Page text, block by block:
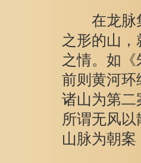
在龙脉集
之形的山
之情。如
前则黄河环
诸山为第二
所谓无风
山脉为朝